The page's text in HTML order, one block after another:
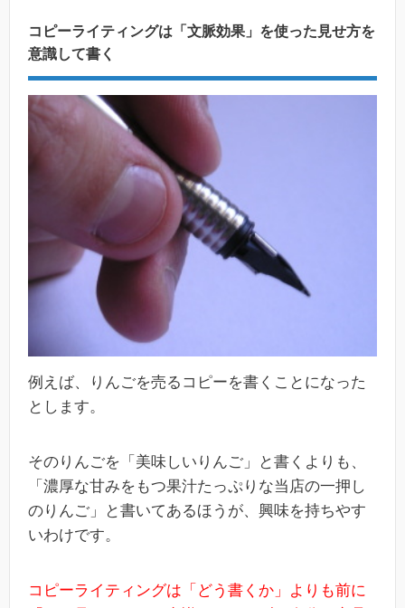
コピーライティングは「文脈効果」を使った見せ方を
意識して書く
例えば、りんごを売るコピーを書くことになった
とします。
そのりんごを「美味しいりんご」と書くよりも、
「濃厚な甘みをもつ果汁たっぷりな当店の一押し
のりんご」と書いてあるほうが、興味を持ちやす
いわけです。
コピーライティングは「どう書くか」よりも前に